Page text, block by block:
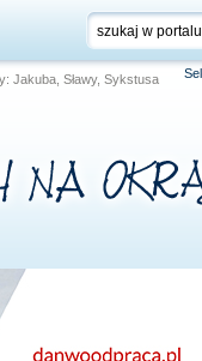
Jakuba, Sławy, Sykstusa